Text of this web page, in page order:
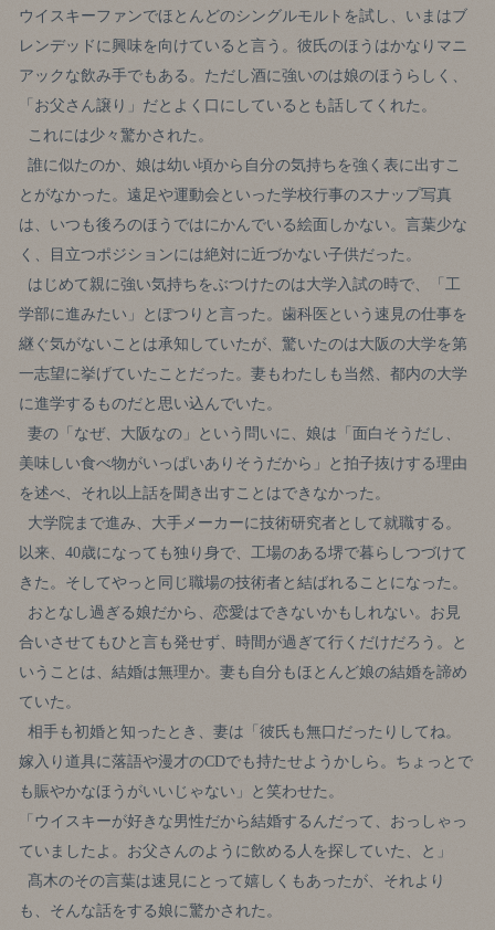
ウイスキーファンでほとんどのシングルモルトを試し、いまはブ
レンデッドに興味を向けていると言う。彼氏のほうはかなりマニ
アックな飲み手でもある。ただし酒に強いのは娘のほうらしく、
「お父さん譲り」だとよく口にしているとも話してくれた。
これには少々驚かされた。
誰に似たのか、娘は幼い頃から自分の気持ちを強く表に出すこ
とがなかった。遠足や運動会といった学校行事のスナップ写真
は、いつも後ろのほうではにかんでいる絵面しかない。言葉少な
く、目立つポジションには絶対に近づかない子供だった。
はじめて親に強い気持ちをぶつけたのは大学入試の時で、「工
学部に進みたい」とぽつりと言った。歯科医という速見の仕事を
継ぐ気がないことは承知していたが、驚いたのは大阪の大学を第
一志望に挙げていたことだった。妻もわたしも当然、都内の大学
に進学するものだと思い込んでいた。
妻の「なぜ、大阪なの」という問いに、娘は「面白そうだし、
美味しい食べ物がいっぱいありそうだから」と拍子抜けする理由
を述べ、それ以上話を聞き出すことはできなかった。
大学院まで進み、大手メーカーに技術研究者として就職する。
以来、40歳になっても独り身で、工場のある堺で暮らしつづけて
きた。そしてやっと同じ職場の技術者と結ばれることになった。
おとなし過ぎる娘だから、恋愛はできないかもしれない。お見
合いさせてもひと言も発せず、時間が過ぎて行くだけだろう。と
いうことは、結婚は無理か。妻も自分もほとんど娘の結婚を諦め
ていた。
相手も初婚と知ったとき、妻は「彼氏も無口だったりしてね。
嫁入り道具に落語や漫才のCDでも持たせようかしら。ちょっとで
も賑やかなほうがいいじゃない」と笑わせた。
「ウイスキーが好きな男性だから結婚するんだって、おっしゃっ
ていましたよ。お父さんのように飲める人を探していた、と」
髙木のその言葉は速見にとって嬉しくもあったが、それより
も、そんな話をする娘に驚かされた。